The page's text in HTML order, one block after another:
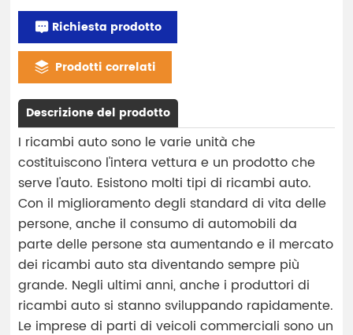
Richiesta prodotto
Prodotti correlati
Descrizione del prodotto
I ricambi auto sono le varie unità che
costituiscono l'intera vettura e un prodotto che
serve l'auto. Esistono molti tipi di ricambi auto.
Con il miglioramento degli standard di vita delle
persone, anche il consumo di automobili da
parte delle persone sta aumentando e il mercato
dei ricambi auto sta diventando sempre più
grande. Negli ultimi anni, anche i produttori di
ricambi auto si stanno sviluppando rapidamente.
Le imprese di parti di veicoli commerciali sono un